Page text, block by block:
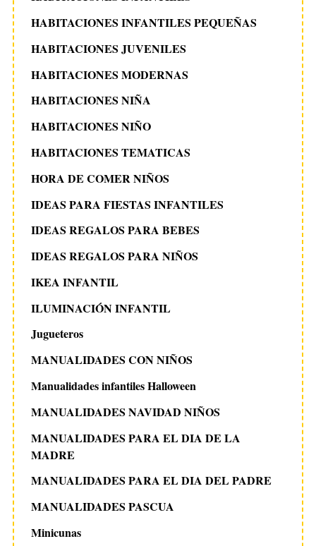
HABITACIONES INFANTILES PEQUEÑAS
HABITACIONES JUVENILES
HABITACIONES MODERNAS
HABITACIONES NIÑA
HABITACIONES NIÑO
HABITACIONES TEMATICAS
HORA DE COMER NIÑOS
IDEAS PARA FIESTAS INFANTILES
IDEAS REGALOS PARA BEBES
IDEAS REGALOS PARA NIÑOS
IKEA INFANTIL
ILUMINACIÓN INFANTIL
Jugueteros
MANUALIDADES CON NIÑOS
Manualidades infantiles Halloween
MANUALIDADES NAVIDAD NIÑOS
MANUALIDADES PARA EL DIA DE LA
MADRE
MANUALIDADES PARA EL DIA DEL PADRE
MANUALIDADES PASCUA
Minicunas